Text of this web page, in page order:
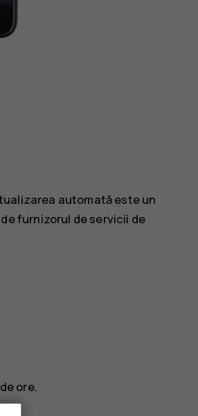
automată este un
furnizorul de servicii de
ore.